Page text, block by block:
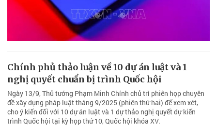
Chính phủ thảo luận về 10 dự án luật và 1
nghị quyết chuẩn bị trình Quốc hội
Ngày 13/9, Thủ tướng Phạm Minh Chính chủ trì phiên họp chuyên
đề xây dựng pháp luật tháng 9/2025 (phiên thứ hai) để xem xét,
cho ý kiến đối với 10 dự án luật và 1 dự thảo nghị quyết dự kiến
trình Quốc hội tại kỳ họp thứ 10, Quốc hội khóa XV.